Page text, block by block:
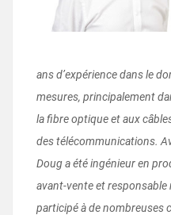
ans d’expérience dans le
mesures, principalement
la fibre optique et aux
des télécommunications.
Doug a été ingénieur en
avant-vente et
participé à de nombreuses